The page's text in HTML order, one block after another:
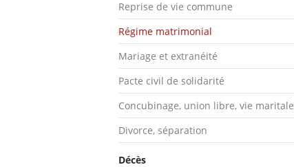
Reprise de vie commune
Régime matrimonial
Mariage et extranéité
Pacte civil de solidarité
Concubinage, union libre, vie maritale
Divorce, séparation
Décès